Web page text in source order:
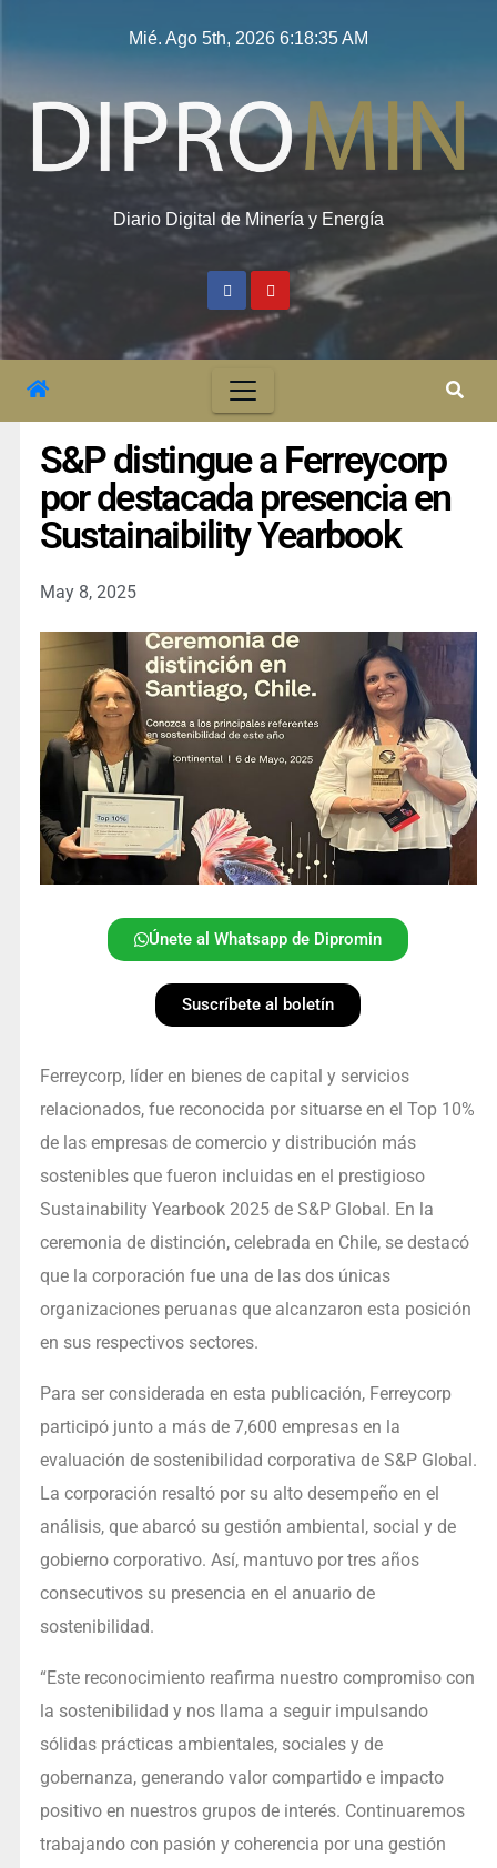
Mié. Ago 5th, 2026 6:18:36 AM
Diario Digital de Minería y Energía
S&P distingue a Ferreycorp
por destacada presencia en
Sustainaibility Yearbook
May 8, 2025
Únete al Whatsapp de Dipromin
Suscríbete al boletín
Ferreycorp, líder en bienes de capital y servicios
relacionados, fue reconocida por situarse en el Top 10%
de las empresas de comercio y distribución más
sostenibles que fueron incluidas en el prestigioso
Sustainability Yearbook 2025 de S&P Global. En la
ceremonia de distinción, celebrada en Chile, se destacó
que la corporación fue una de las dos únicas
organizaciones peruanas que alcanzaron esta posición
en sus respectivos sectores.
Para ser considerada en esta publicación, Ferreycorp
participó junto a más de 7,600 empresas en la
evaluación de sostenibilidad corporativa de S&P Global.
La corporación resaltó por su alto desempeño en el
análisis, que abarcó su gestión ambiental, social y de
gobierno corporativo. Así, mantuvo por tres años
consecutivos su presencia en el anuario de
sostenibilidad.
“Este reconocimiento reafirma nuestro compromiso con
la sostenibilidad y nos llama a seguir impulsando
sólidas prácticas ambientales, sociales y de
gobernanza, generando valor compartido e impacto
positivo en nuestros grupos de interés. Continuaremos
trabajando con pasión y coherencia por una gestión